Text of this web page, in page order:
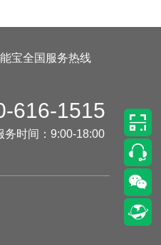
元单价成交
宝全国服务热线
616-1515
务时间：9:00-18:00